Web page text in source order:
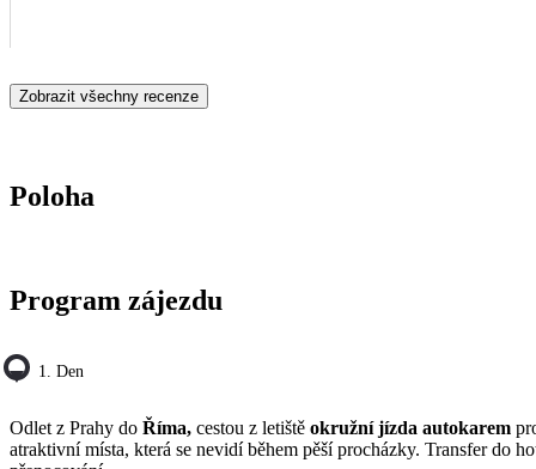
Zobrazit všechny recenze
Poloha
Program zájezdu
1. Den
Odlet z Prahy do Říma, cestou z letiště okružní jízda autokarem
atraktivní místa, která se nevidí během pěší procházky. Transfer do